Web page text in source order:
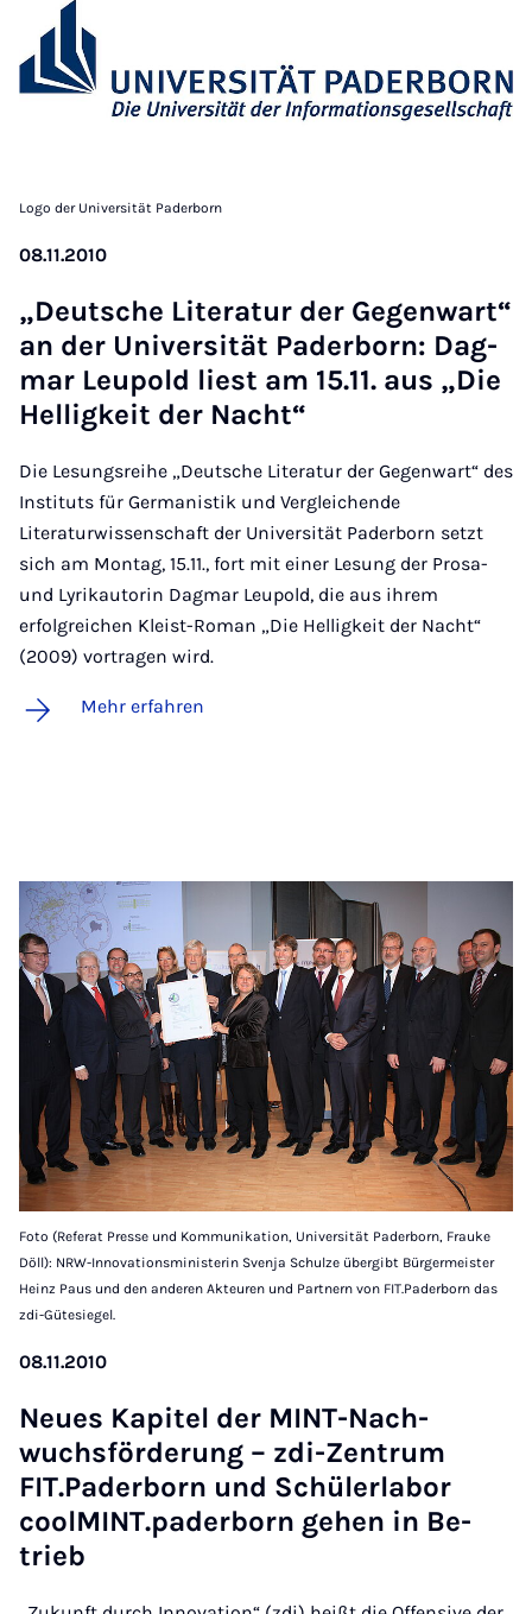
Logo der Universität Paderborn
08.11.2010
„Deut­sche Li­te­ra­tur der Ge­gen­wart“
an der Uni­ver­si­tät Pa­der­born: Dag­
mar Leu­pold liest am 15.11. aus „Die
Hel­lig­keit der Nacht“
Die Lesungsreihe „Deutsche Literatur der Gegenwart“ des
Instituts für Germanistik und Vergleichende
Literaturwissenschaft der Universität Paderborn setzt
sich am Montag, 15.11., fort mit einer Lesung der Prosa-
und Lyrikautorin Dagmar Leupold, die aus ihrem
erfolgreichen Kleist-Roman „Die Helligkeit der Nacht“
(2009) vortragen wird.
Mehr erfahren
Foto (Referat Presse und Kommunikation, Universität Paderborn, Frauke
Döll): NRW-Innovationsministerin Svenja Schulze übergibt Bürgermeister
Heinz Paus und den anderen Akteuren und Partnern von FIT.Paderborn das
zdi-Gütesiegel.
08.11.2010
Neu­es Ka­pi­tel der MINT-Nach­
wuchs­för­de­rung – zdi-Zen­trum
FIT.Pa­der­born und Schü­ler­la­bor
cool­MINT.pa­der­born ge­hen in Be­
trieb